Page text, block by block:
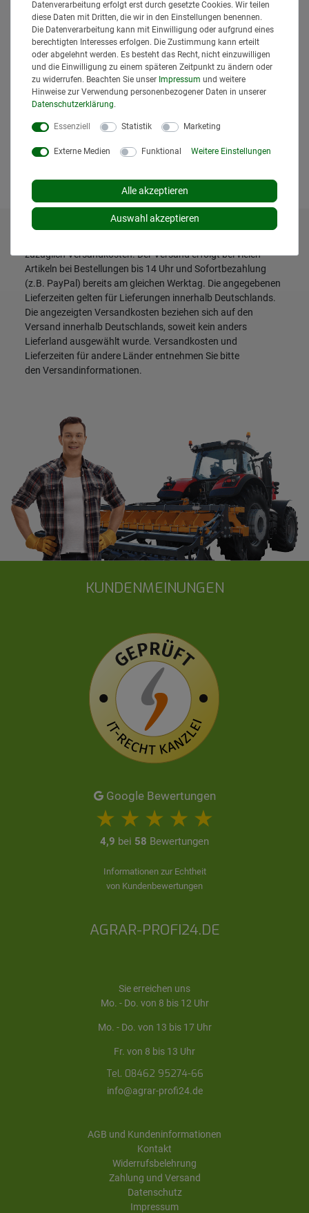
ERICH JAEGER Stecker 12 V ISO 1724 S
Ausführung 7-polig mit Verschraubung
Lieferzeit: 1 bis 3 Tage*
inkl. MwSt.zzgl.Versand
zuzüglichVersandkosten. Der Versand erfolgt bei vielen
Artikeln bei Bestellungen bis 14 Uhr und Sofortbezahlung
(z.B. PayPal) bereits am gleichen Werktag. Die angegebenen
Lieferzeiten gelten für Lieferungen innerhalb Deutschlands.
Die angezeigten Versandkosten beziehen sich auf den
Versand innerhalb Deutschlands, soweit kein anders
Lieferland ausgewählt wurde. Versandkosten und
Lieferzeiten für andere Länder entnehmen Sie bitte
den Versandinformationen.
KUNDENMEINUNGEN
Google Bewertungen
4,9 bei 58 Bewertungen
Informationen zur Echtheit
von Kundenbewertungen
AGRAR-PROFI24.DE
Sie erreichen uns
Mo. - Do. von 8 bis 12 Uhr
Mo. - Do. von 13 bis 17 Uhr
Fr. von 8 bis 13 Uhr
Tel. 08462 95274-66
info@agrar-profi24.de
AGB und Kundeninformationen
Kontakt
Widerrufsbelehrung
Zahlung und Versand
Datenschutz
Impressum
Datenverarbeitung erfolgt erst durch gesetzte Cookies. Wir teilen
diese Daten mit Dritten, die wir in den Einstellungen benennen.
Die Datenverarbeitung kann mit Einwilligung oder aufgrund eines
berechtigten Interesses erfolgen. Die Zustimmung kann erteilt
oder abgelehnt werden. Es besteht das Recht, nicht einzuwilligen
und die Einwilligung zu einem späteren Zeitpunkt zu ändern oder
zu widerrufen. Beachten Sie unser Impressum und weitere
Hinweise zur Verwendung personenbezogener Daten in unserer
Daten­schutz­erklärung.
Essenziell Statistik Marketing
Externe Medien Funktional Weitere Einstellungen
Alle akzeptieren
Auswahl akzeptieren